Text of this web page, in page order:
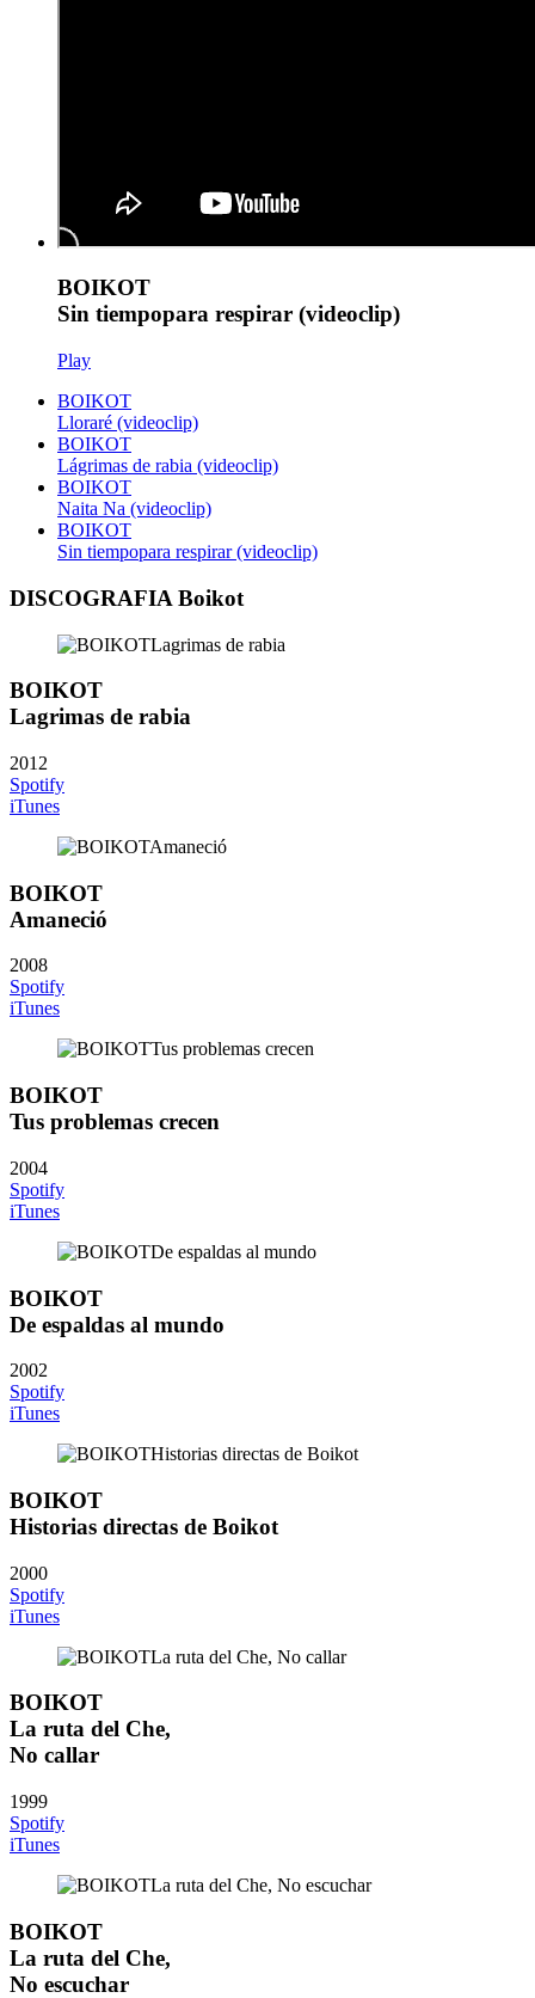
BOIKOT
Sin tiempopara respirar (videoclip)
Play
BOIKOT
Lloraré (videoclip)
BOIKOT
Lágrimas de rabia (videoclip)
BOIKOT
Naita Na (videoclip)
BOIKOT
Sin tiempopara respirar (videoclip)
DISCOGRAFIA Boikot
BOIKOT
Lagrimas de rabia
2012
Spotify
iTunes
BOIKOT
Amaneció
2008
Spotify
iTunes
BOIKOT
Tus problemas crecen
2004
Spotify
iTunes
BOIKOT
De espaldas al mundo
2002
Spotify
iTunes
BOIKOT
Historias directas de Boikot
2000
Spotify
iTunes
BOIKOT
La ruta del Che,
No callar
1999
Spotify
iTunes
BOIKOT
La ruta del Che,
No escuchar